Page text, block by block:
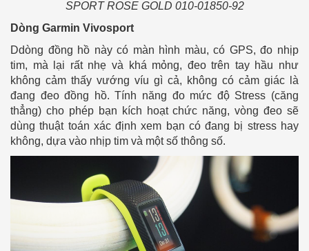
SPORT ROSE GOLD 010-01850-92
Dòng Garmin Vivosport
Ddòng đồng hồ này có màn hình màu, có GPS, đo nhịp
tim, mà lại rất nhẹ và khá mỏng, đeo trên tay hầu như
không cảm thấy vướng víu gì cả, không có cảm giác là
đang đeo đồng hồ. Tính năng đo mức độ Stress (căng
thẳng) cho phép bạn kích hoạt chức năng, vòng đeo sẽ
dùng thuật toán xác định xem bạn có đang bị stress hay
không, dựa vào nhịp tim và một số thông số.